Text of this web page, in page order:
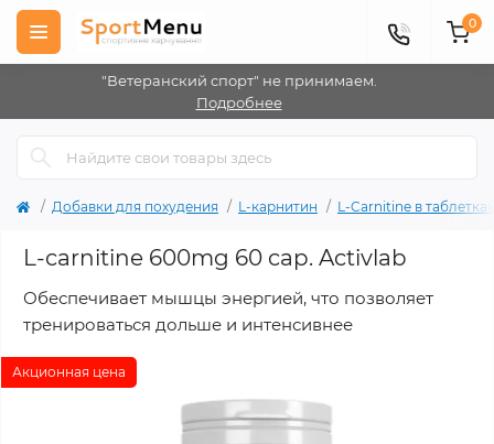
"Ветеранский спорт" не принимаем.
Подробнее
0
Добавки для похудения L-карнитин L-Carnitine в
L-carnitine 600mg 60 cap. Activlab
Обеспечивает мышцы энергией, что позволяет
тренироваться дольше и интенсивнее
Акционная цена